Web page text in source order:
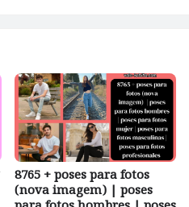
8765 + poses para fotos
(nova imagem) | poses